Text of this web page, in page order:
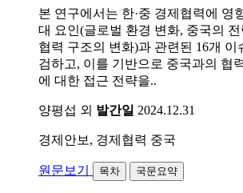
본 연구에서는 한·중 경제협력에 영
대 요인(글로벌 환경 변화, 중국의 전
협력 구조의 변화)과 관련된 16개 이
검하고, 이를 기반으로 중국과의 협
에 대한 접근 전략을..
양평섭 외 발간일 2024.12.31
경제안보, 경제협력 중국
원문보기 목차 국문요약